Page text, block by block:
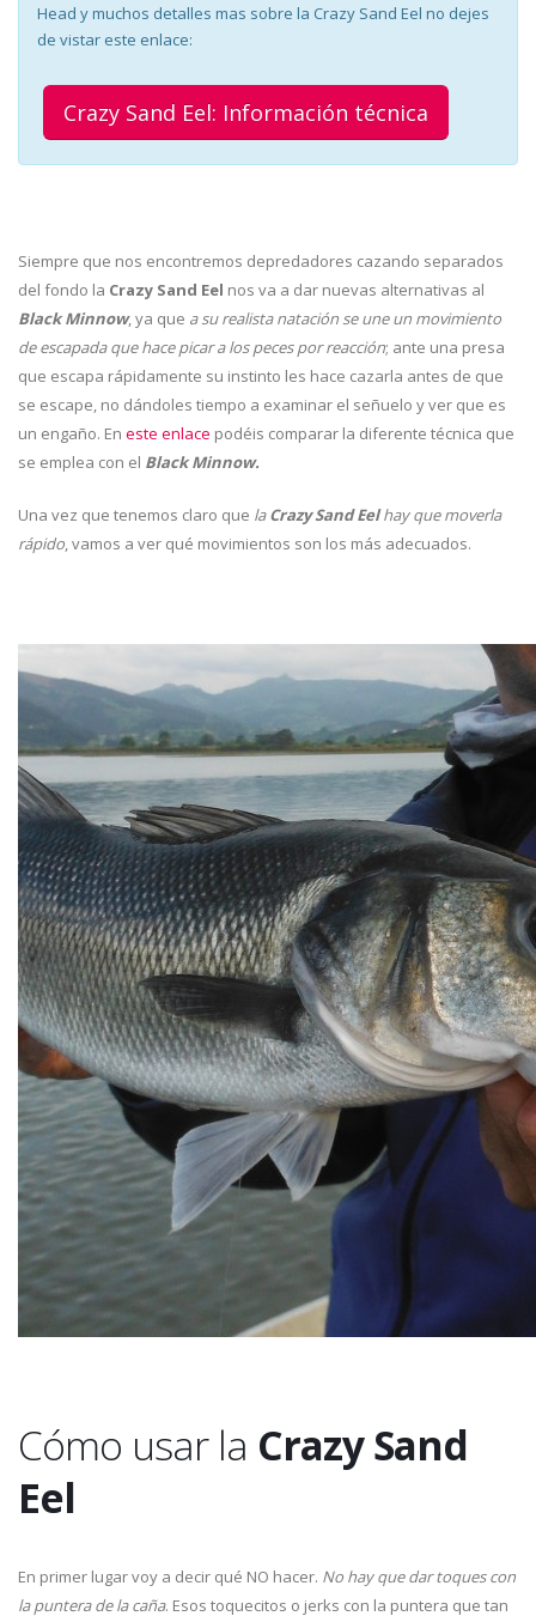
Head y muchos detalles mas sobre la Crazy Sand Eel no dejes
de vistar este enlace:
Crazy Sand Eel: Información técnica
Siempre que nos encontremos depredadores cazando separados
del fondo la Crazy Sand Eel nos va a dar nuevas alternativas al
Black Minnow, ya que a su realista natación se une un movimiento
de escapada que hace picar a los peces por reacción; ante una presa
que escapa rápidamente su instinto les hace cazarla antes de que
se escape, no dándoles tiempo a examinar el señuelo y ver que es
un engaño. En este enlace podéis comparar la diferente técnica que
se emplea con el Black Minnow.
Una vez que tenemos claro que laCrazy Sand Eelhay que moverla
rápido, vamos a ver qué movimientos son los más adecuados.
Cómo usar la Crazy Sand
Eel
En primer lugar voy a decir qué NO hacer. No hay que dar toques con
la puntera de la caña. Esos toquecitos o jerks con la puntera que tan